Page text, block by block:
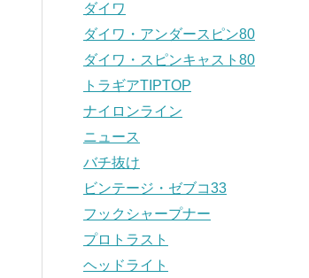
ダイワ
ダイワ・アンダースピン80
ダイワ・スピンキャスト80
トラギアTIPTOP
ナイロンライン
ニュース
バチ抜け
ビンテージ・ゼブコ33
フックシャープナー
プロトラスト
ヘッドライト